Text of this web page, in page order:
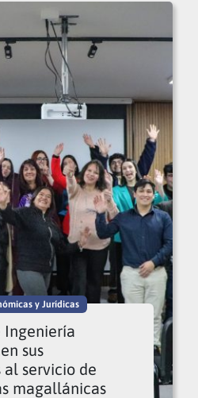
y Jurídicas
Ingeniería
sus
servicio de
magallánicas